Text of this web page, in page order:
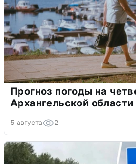
Прогноз погоды на
Архангельской области
5 августа 2